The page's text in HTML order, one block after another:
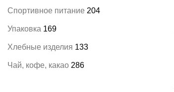
Спортивное питание 204
Упаковка 169
Хлебные изделия 133
Чай, кофе, какао 286